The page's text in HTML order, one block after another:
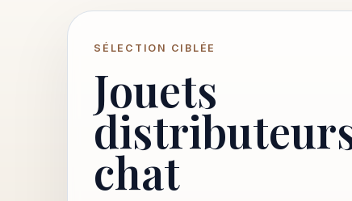
SÉLECTION CIBLÉE
Jouets
chat